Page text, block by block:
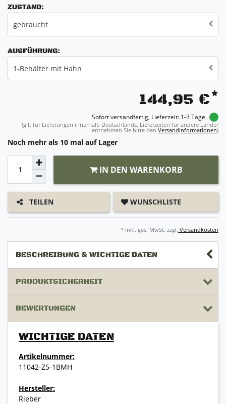
ZUSTAND:
gebraucht
AUSFÜHRUNG:
1-Behälter mit Hahn
144,95 €*
Sofort versandfertig, Lieferzeit: 1-3 Tage
(gilt für Lieferungen innerhalb Deutschlands, Lieferzeiten für andere Länder
entnehmen Sie bitte den Versandinformationen)
Noch mehr als 10 mal auf Lager
IN DEN WARENKORB
TEILEN WUNSCHLISTE
* inkl. ges. MwSt. zzgl. Versandkosten
BESCHREIBUNG & WICHTIGE DATEN
PRODUKTSICHERHEIT
BEWERTUNGEN
WICHTIGE DATEN
Artikelnummer:
11042-Z5-1BMH
Hersteller:
Rieber